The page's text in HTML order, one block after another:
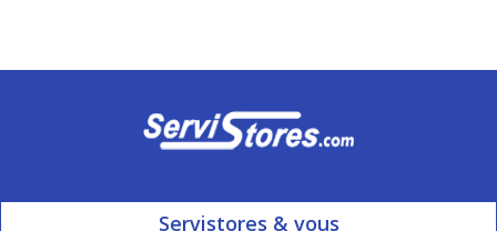
Servistores & vous